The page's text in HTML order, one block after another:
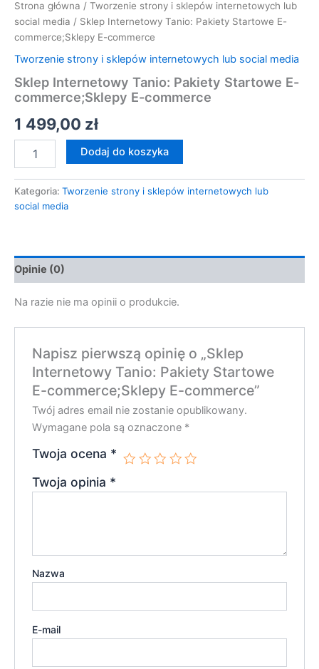
Strona główna / Tworzenie strony i sklepów internetowych lub
social media / Sklep Internetowy Tanio: Pakiety Startowe E-
commerce;Sklepy E-commerce
Tworzenie strony i sklepów internetowych lub social media
Sklep Internetowy Tanio: Pakiety Startowe E-
commerce;Sklepy E-commerce
1 499,00 zł
Dodaj do koszyka
Kategoria: Tworzenie strony i sklepów internetowych lub
social media
Opinie (0)
Na razie nie ma opinii o produkcie.
Napisz pierwszą opinię o „Sklep
Internetowy Tanio: Pakiety Startowe
E-commerce;Sklepy E-commerce”
Twój adres email nie zostanie opublikowany.
Wymagane pola są oznaczone *
Twoja ocena *
Twoja opinia *
Nazwa
E-mail